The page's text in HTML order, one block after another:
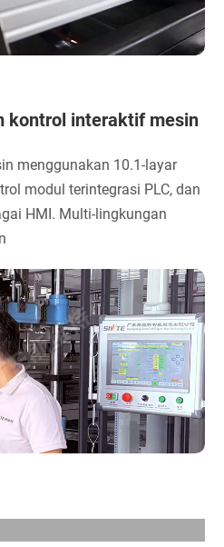
kontrol interaktif mesin
menggunakan 10.1-layar
modul terintegrasi PLC, dan
HMI. Multi-lingkungan